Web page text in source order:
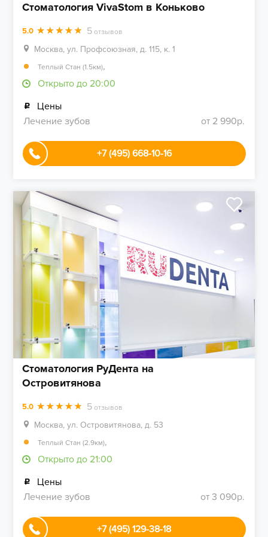
Стоматология VivaStom в Коньково
5.0 5 отзывов
Москва, ул. Профсоюзная, д. 115, к. 1
Теплый Стан (1.5км),
Открыто до 20:00
Цены
Лечение зубов
от 2 990р.
+7 (495) 668-10-16
Стоматология РуДента на
Островитянова
5.0 5 отзывов
Москва, ул. Островитянова, д. 53
Теплый Стан (2.9км),
Открыто до 21:00
Цены
Лечение зубов
от 3 090р.
+7 (495) 129-38-18